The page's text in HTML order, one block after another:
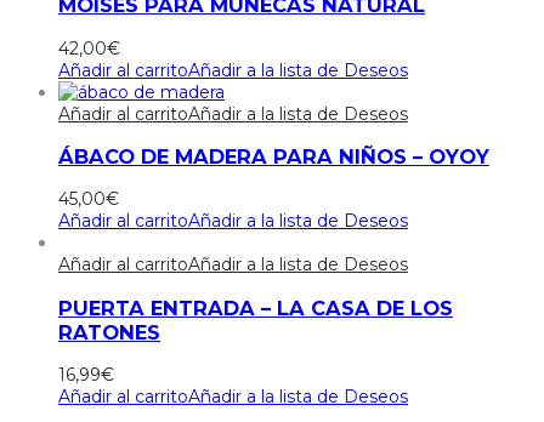
MOISÉS PARA MUÑECAS NATURAL
42,00€
Añadir al carritoAñadir a la lista de Deseos
Añadir al carritoAñadir a la lista de Deseos
ÁBACO DE MADERA PARA NIÑOS – OYOY
45,00€
Añadir al carritoAñadir a la lista de Deseos
Añadir al carritoAñadir a la lista de Deseos
PUERTA ENTRADA – LA CASA DE LOS
RATONES
16,99€
Añadir al carritoAñadir a la lista de Deseos